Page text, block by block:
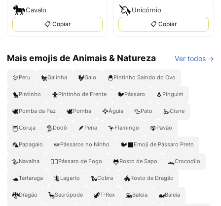
🐎Cavalo
📋 Copiar
🦄Unicórnio
📋 Copiar
Mais emojis de Animais & Natureza Ver todos →
🦃Peru 🐔Galinha 🐓Galo 🐣Pintinho Saindo do Ovo
🐤Pintinho 🐥Pintinho de Frente 🐦Pássaro 🐧 Pinguim
🕊️Pomba da Paz 🕊Pomba 🦅Águia 🦆Pato 🦢Cisne
🦉Coruja 🦤Dodô 🪶 Pena 🦩Flamingo 🦚Pavão
🦜Papagaio 🪽Pássaros no Ninho 🐦‍⬛Emoji de Pássaro Preto
🪿Navalha 🐦‍🔥Pássaro de Fogo 🐸Rosto de Sapo 🐊Crocodilo
🐢Tartaruga 🦎Lagarto 🐍Cobra 🐲Rosto de Dragão
🐉Dragão 🦕Saurópode 🦖T-Rex 🐳Baleia 🐋Baleia